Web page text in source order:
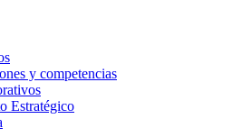
y competencias
Estratégico